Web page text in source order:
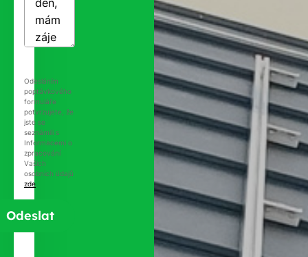
Odesláním
poptávkového
formuláře
potvrzujete, že
jste se
seznámili s
Informacemi o
zpracování
Vašich
osobních údajů
zde